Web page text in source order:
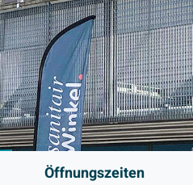
Öffnungszeiten